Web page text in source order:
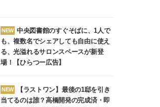
NEW 中央図書館のすぐそばに、1人で
も、複数名でシェアしても自由に使え
る、光溢れるサロンスペースが新登
場！【ひらつー広告】
NEW
【ラストワン】最後の1邸を引き
当てるのは誰？高橋開発の完成済・即